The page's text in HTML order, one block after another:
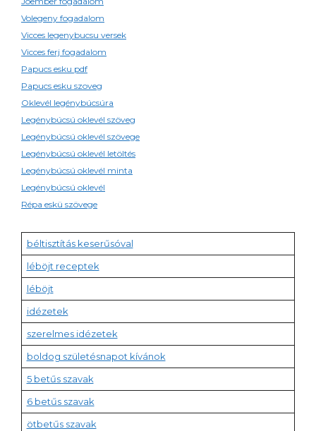
Volegeny fogadalom
Vicces legenybucsu versek
Vicces ferj fogadalom
Papucs esku pdf
Papucs esku szoveg
Oklevél legénybúcsúra
Legénybúcsú oklevél szöveg
Legénybúcsú oklevél szövege
Legénybúcsú oklevél letöltés
Legénybúcsú oklevél minta
Legénybúcsú oklevél
Répa eskü szövege
béltisztítás keserűsóval
léböjt receptek
léböjt
idézetek
szerelmes idézetek
boldog születésnapot kívánok
5 betűs szavak
6 betűs szavak
ötbetűs szavak